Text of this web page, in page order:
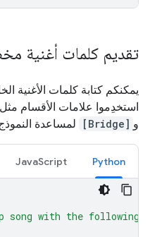
تقديم كلمات أغنية
يمكنكم كتابة كلمات الأغنية
استخدِموا علامات الأقسام مثل
و [Bridge] لمساعدة
Python
JavaScript
song with the